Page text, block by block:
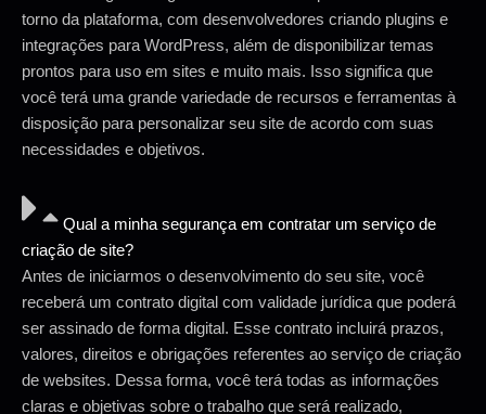
torno da plataforma, com desenvolvedores criando plugins e
integrações para WordPress, além de disponibilizar temas
prontos para uso em sites e muito mais. Isso significa que
você terá uma grande variedade de recursos e ferramentas à
disposição para personalizar seu site de acordo com suas
necessidades e objetivos.
Qual a minha segurança em contratar um serviço de
criação de site?
Antes de iniciarmos o desenvolvimento do seu site, você
receberá um contrato digital com validade jurídica que poderá
ser assinado de forma digital. Esse contrato incluirá prazos,
valores, direitos e obrigações referentes ao serviço de criação
de websites. Dessa forma, você terá todas as informações
claras e objetivas sobre o trabalho que será realizado,